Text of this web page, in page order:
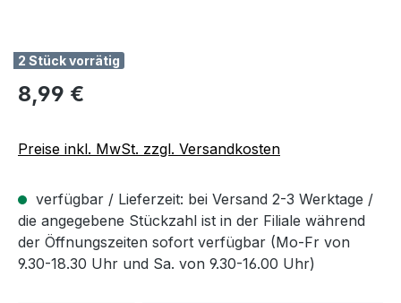
2 Stück vorrätig
Regulärer Preis:
8,99 €
Preise inkl. MwSt. zzgl. Versandkosten
verfügbar / Lieferzeit: bei Versand 2-3 Werktage /
die angegebene Stückzahl ist in der Filiale während
der Öffnungszeiten sofort verfügbar (Mo-Fr von
9.30-18.30 Uhr und Sa. von 9.30-16.00 Uhr)